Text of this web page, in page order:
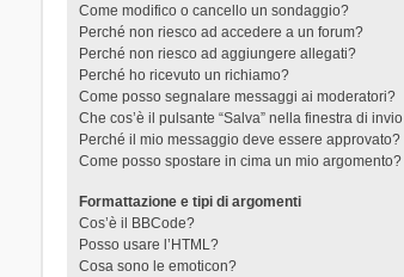
Come modifico o cancello un sondaggio?
Perché non riesco ad accedere a un forum?
Perché non riesco ad aggiungere allegati?
Perché ho ricevuto un richiamo?
Come posso segnalare messaggi ai moderatori?
Che cos’è il pulsante “Salva” nella finestra di
Perché il mio messaggio deve essere approvato?
Come posso spostare in cima un mio argomento?
Formattazione e tipi di argomenti
Cos’è il BBCode?
Posso usare l’HTML?
Cosa sono le emoticon?